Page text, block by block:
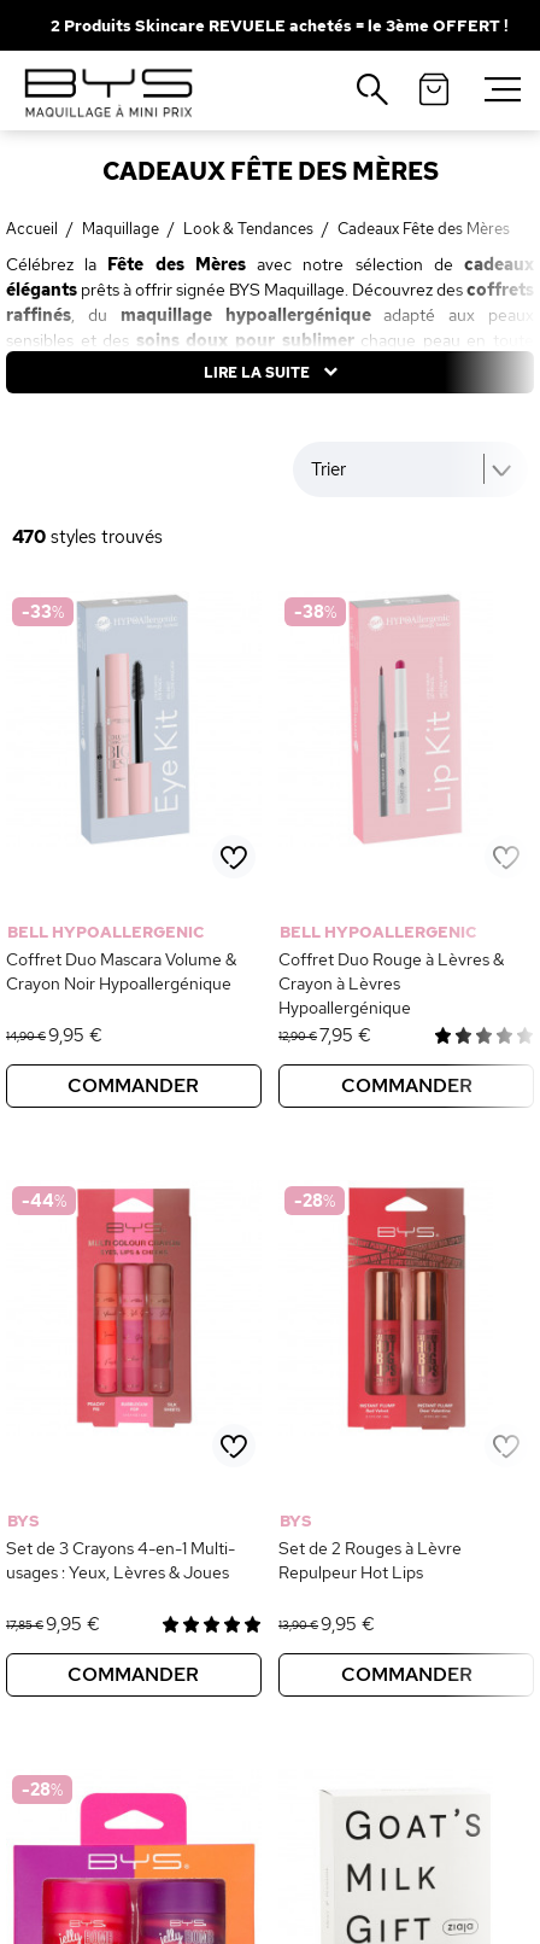
2 Produits Skincare REVUELE achetés = le 3ème OFFERT !
CADEAUX FÊTE DES MÈRES
Accueil / Maquillage / Look & Tendances / Cadeaux Fête des Mères
Célébrez la Fête des Mèresavec notre sélection decadeaux
élégants prêts à offrir signée BYS Maquillage. Découvrez descoffrets
raffinés, du maquillage hypoallergéniqueadapté aux peaux
sensibles et des soins doux pour sublimerchaque peau en toute
simplicité. Pensée pour une mise en beauté délicate et accessible,
cette sélection allie textures confortables, application facile et résultats
Pensez à lui faire plaisir en faisantlivrer votre commande
LIRE LA SUITE
470 styles trouvés
Trier
-33%
BELL HYPOALLERGENIC
Coffret Duo Mascara Volume &
Crayon Noir Hypoallergénique
14,90 €9,95 €
COMMANDER
-38%
BELL HYPOALLERGENIC
Coffret Duo Rouge à Lèvres &
Crayon à Lèvres
Hypoallergénique
12,90 €7,95 €
COMMANDER
-44%
BYS
Set de 3 Crayons 4-en-1 Multi-
usages : Yeux, Lèvres & Joues
17,85 €9,95 €
COMMANDER
-28%
BYS
Set de 2 Rouges à Lèvre
Repulpeur Hot Lips
13,90 €9,95 €
COMMANDER
-28%
Fermer
Recherches populaires
Mascara
Palette
Solaire
Brumes
Blush
Rouge à Lèvres